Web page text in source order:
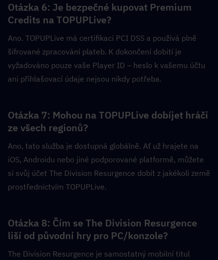
Otázka 6: Je bezpečné kupovat Premium
Credits na TOPUPLive?
Ano. TOPUPLive má certifikaci PCI DSS a používá plně
šifrované zpracování plateb. K dokončení dobití je
vyžadováno pouze vaše Player ID – heslo k vašemu účtu
ani přihlašovací údaje nejsou nikdy potřeba.
Otázka 7: Mohou na TOPUPLive dobíjet hráči
ze všech regionů?
Ano, tato služba je dostupná globálně. Ať už hrajete na
iOS, Androidu nebo jiné podporované platformě, můžete
si svůj účet The Division Resurgence dobít z jakékoli země
prostřednictvím TOPUPLive.
Otázka 8: Čím se The Division Resurgence
liší od původní hry pro PC/konzole?
The Division Resurgence je samostatný mobilní titul